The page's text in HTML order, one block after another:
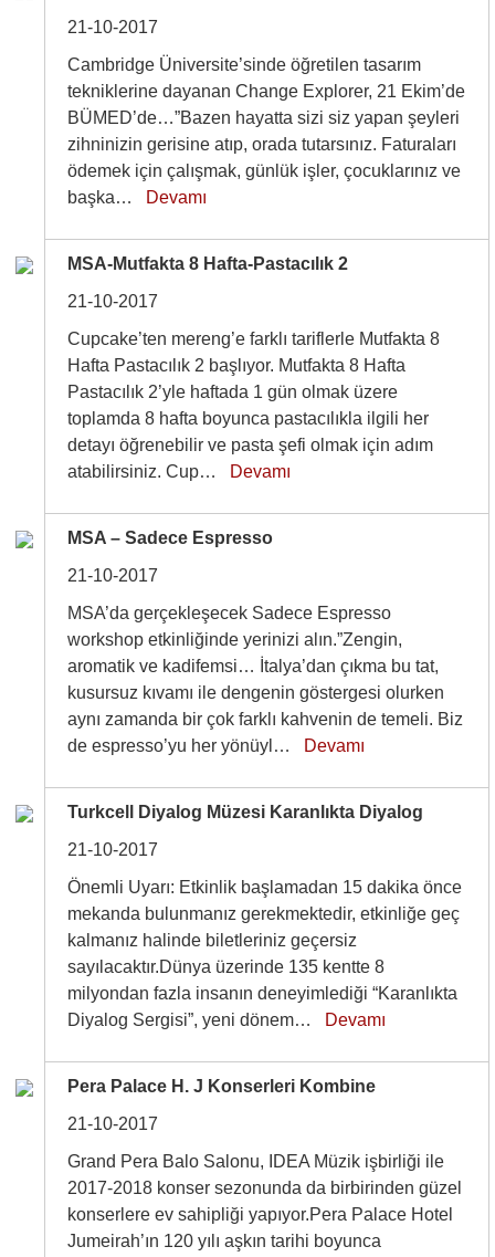
21-10-2017
Cambridge Üniversite’sinde öğretilen tasarım
tekniklerine dayanan Change Explorer, 21 Ekim’de
BÜMED’de…”Bazen hayatta sizi siz yapan şeyleri
zihninizin gerisine atıp, orada tutarsınız. Faturaları
ödemek için çalışmak, günlük işler, çocuklarınız ve
başka… Devamı
MSA-Mutfakta 8 Hafta-Pastacılık 2
21-10-2017
Cupcake’ten mereng’e farklı tariflerle Mutfakta 8
Hafta Pastacılık 2 başlıyor. Mutfakta 8 Hafta
Pastacılık 2’yle haftada 1 gün olmak üzere
toplamda 8 hafta boyunca pastacılıkla ilgili her
detayı öğrenebilir ve pasta şefi olmak için adım
atabilirsiniz. Cup… Devamı
MSA – Sadece Espresso
21-10-2017
MSA’da gerçekleşecek Sadece Espresso
workshop etkinliğinde yerinizi alın.”Zengin,
aromatik ve kadifemsi… İtalya’dan çıkma bu tat,
kusursuz kıvamı ile dengenin göstergesi olurken
aynı zamanda bir çok farklı kahvenin de temeli. Biz
de espresso’yu her yönüyl… Devamı
Turkcell Diyalog Müzesi Karanlıkta Diyalog
21-10-2017
Önemli Uyarı: Etkinlik başlamadan 15 dakika önce
mekanda bulunmanız gerekmektedir, etkinliğe geç
kalmanız halinde biletleriniz geçersiz
sayılacaktır.Dünya üzerinde 135 kentte 8
milyondan fazla insanın deneyimlediği “Karanlıkta
Diyalog Sergisi”, yeni dönem… Devamı
Pera Palace H. J Konserleri Kombine
21-10-2017
Grand Pera Balo Salonu, IDEA Müzik işbirliği ile
2017-2018 konser sezonunda da birbirinden güzel
konserlere ev sahipliği yapıyor.Pera Palace Hotel
Jumeirah’ın 120 yılı aşkın tarihi boyunca